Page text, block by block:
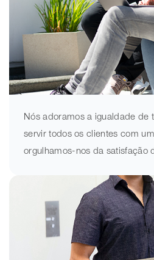
Nós adoramos a igualdade de
servir todos os clientes com
orgulhamos-nos da satisfação